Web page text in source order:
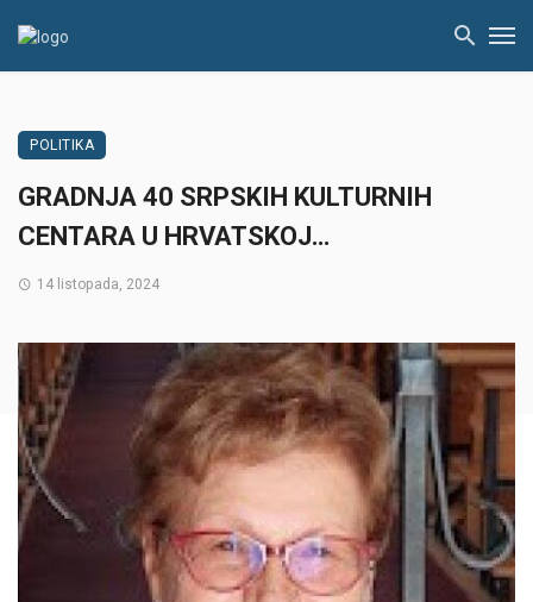
POLITIKA
GRADNJA 40 SRPSKIH KULTURNIH
CENTARA U HRVATSKOJ…
14 listopada, 2024